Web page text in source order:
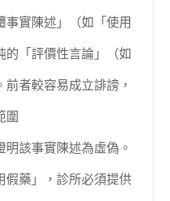
實陳述」（如「使用
的「評價性言論」（如
前者較容易成立誹謗，
圍
該事實陳述為虛偽。
假藥」，診所必須提供